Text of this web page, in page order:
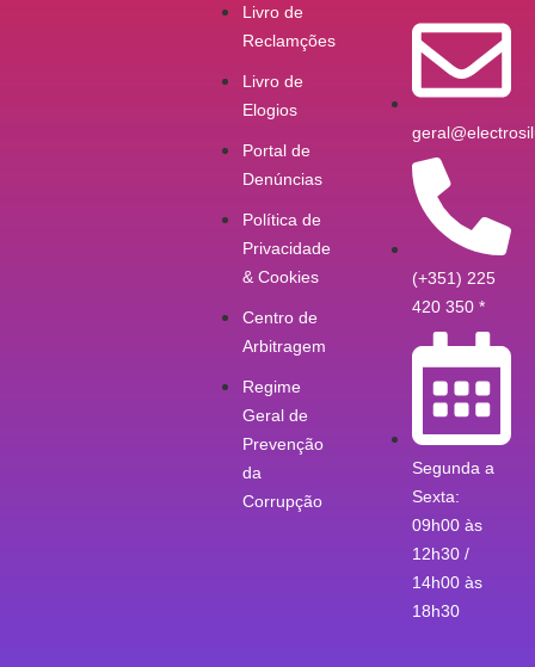
Livro de
Reclamções
Livro de
Elogios
Portal de
Denúncias
Política de
Privacidade
& Cookies
Centro de
Arbitragem
Regime
Geral de
Prevenção
da
Corrupção
(+351) 225
420 350 *
Segunda a
Sexta:
09h00 às
12h30 /
14h00 às
18h30